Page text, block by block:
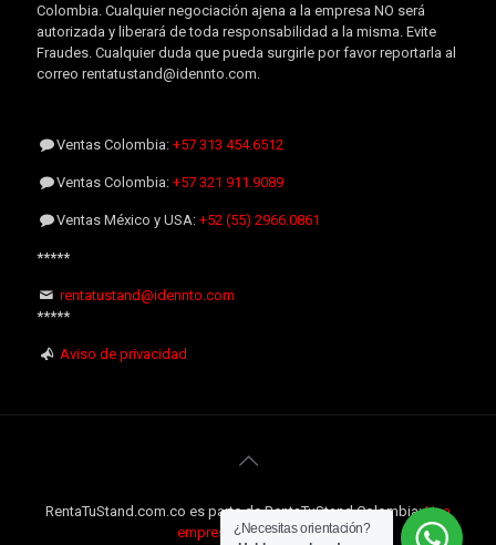
Colombia. Cualquier negociación ajena a la empresa NO será
autorizada y liberará de toda responsabilidad a la misma. Evite
Fraudes. Cualquier duda que pueda surgirle por favor reportarla al
correo rentatustand@idennto.com.
Ventas Colombia:+57 313 454.6512
Ventas Colombia:+57 321 911.9089
Ventas México y USA:+52 (55) 2966.0861
*****
rentatustand@idennto.com
*****
Aviso de privacidad
RentaTuStand.com.co es parte de RentaTuStand Colombia:Una
empresa Internacional
¿Necesitas orientación?